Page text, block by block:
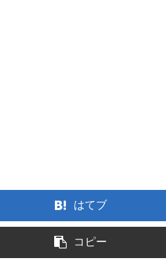
はてブ
コピー